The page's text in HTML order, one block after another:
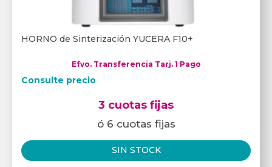
HORNO de Sinterización YUCERA F10+
Efvo. Transferencia Tarj. 1 Pago
Consulte precio
3 cuotas fijas
ó 6 cuotas fijas
SIN STOCK